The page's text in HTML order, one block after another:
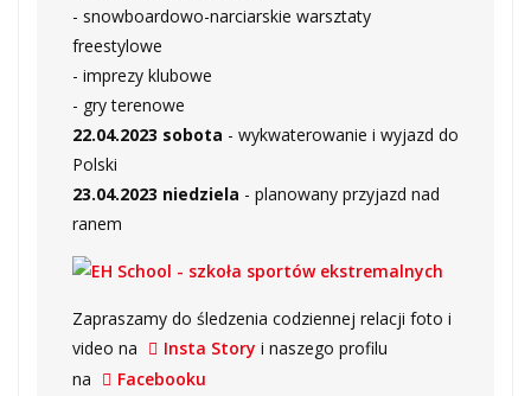
- snowboardowo-narciarskie warsztaty
freestylowe
- imprezy klubowe
- gry terenowe
22.04.2023 sobota - wykwaterowanie i wyjazd do
Polski
23.04.2023 niedziela - planowany przyjazd nad
ranem
Zapraszamy do śledzenia codziennej relacji foto i
video na
Insta Story i naszego profilu
na
Facebooku